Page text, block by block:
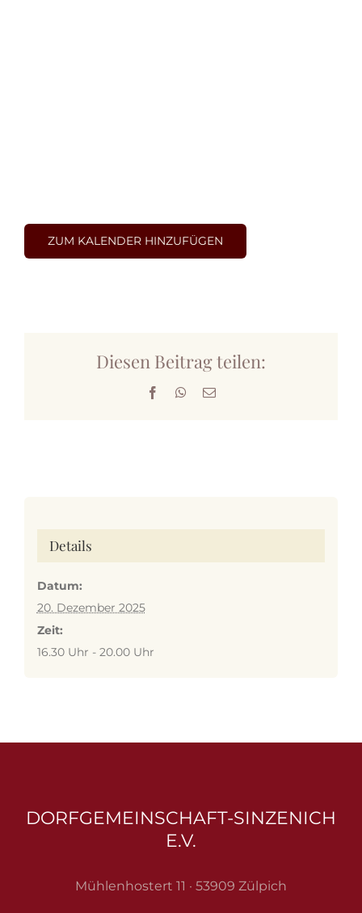
ZUM KALENDER HINZUFÜGEN
Diesen Beitrag teilen:
FacebookWhatsApp
E-
Details
Datum:
20. Dezember 2025
Zeit:
16.30 Uhr - 20.00 Uhr
DORFGEMEINSCHAFT-SINZENICH
E.V.
Mühlenhostert 11 · 53909 Zülpich